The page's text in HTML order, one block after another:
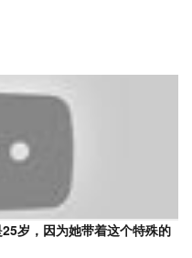
岁，因为她带着这个特殊的